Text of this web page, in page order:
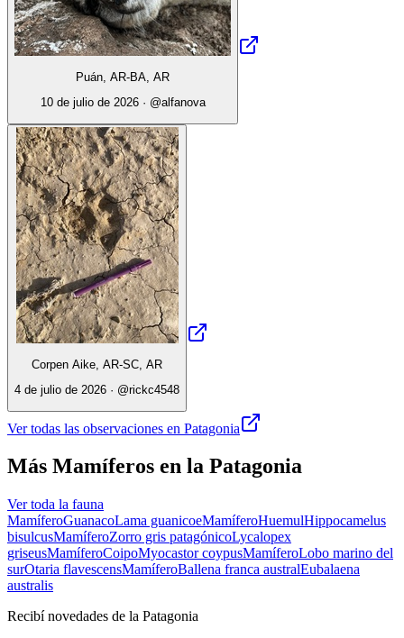
Puán, AR-BA, AR
10 de julio de 2026· @alfanova
Corpen Aike, AR-SC, AR
4 de julio de 2026 · @rickc4548
Ver todas las observaciones en Patagonia
Más Mamíferos en la Patagonia
Ver toda la fauna
MamíferoGuanacoLama guanicoeMamíferoHuemulHippocamelus
bisulcusMamíferoZorro gris patagónicoLycalopex
griseusMamíferoCoipoMyocastor coypusMamíferoLobo marino del
surOtaria flavescensMamíferoBallena franca australEubalaena
australis
Recibí novedades de la Patagonia